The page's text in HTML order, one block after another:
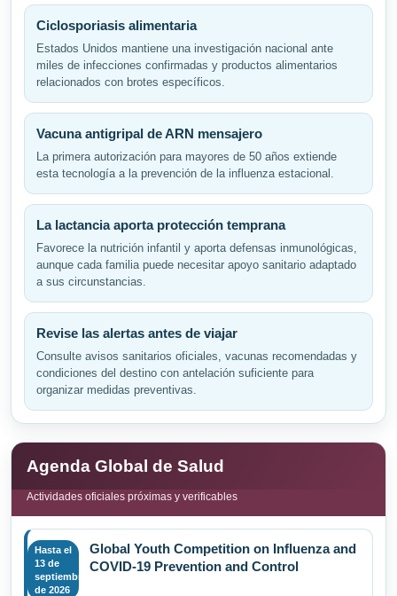
Ciclosporiasis alimentaria
Estados Unidos mantiene una investigación nacional ante
miles de infecciones confirmadas y productos alimentarios
relacionados con brotes específicos.
Vacuna antigripal de ARN mensajero
La primera autorización para mayores de 50 años extiende
esta tecnología a la prevención de la influenza estacional.
La lactancia aporta protección temprana
Favorece la nutrición infantil y aporta defensas inmunológicas,
aunque cada familia puede necesitar apoyo sanitario adaptado
a sus circunstancias.
Revise las alertas antes de viajar
Consulte avisos sanitarios oficiales, vacunas recomendadas y
condiciones del destino con antelación suficiente para
organizar medidas preventivas.
Agenda Global de Salud
Actividades oficiales próximas y verificables
Hasta el
13 de
septiembre
de 2026
Global Youth Competition on Influenza and
COVID-19 Prevention and Control